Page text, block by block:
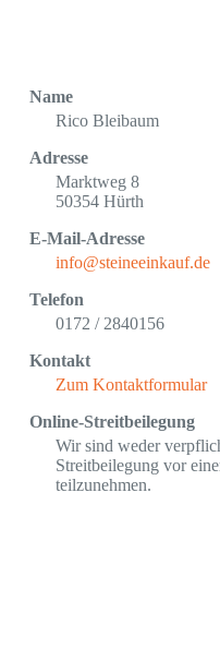
Name
Rico Bleibaum
Adresse
Marktweg 8
50354 Hürth
E-Mail-Adresse
info@steineeinkauf.de
Telefon
0172 / 2840156
Kontakt
Zum Kontaktformular
Online-Streitbeilegung
Wir sind weder
Streitbeilegung vor
teilzunehmen.